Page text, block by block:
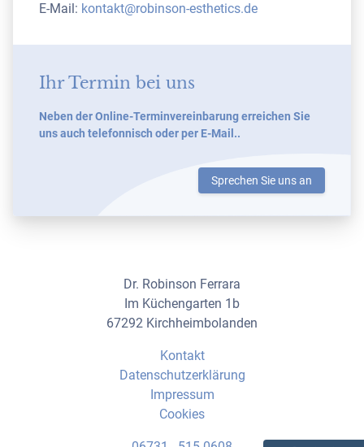
E-Mail: kontakt@robinson-esthetics.de
Ihr Termin bei uns
Neben der Online-Terminvereinbarung erreichen Sie
uns auch telefonnisch oder per E-Mail..
Sprechen Sie uns an
Dr. Robinson Ferrara
Im Küchengarten 1b
67292 Kirchheimbolanden
Kontakt
Datenschutzerklärung
Impressum
Cookies